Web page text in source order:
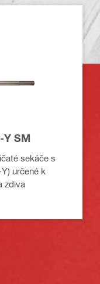
Y SM
sekáče s
určené k
zdiva